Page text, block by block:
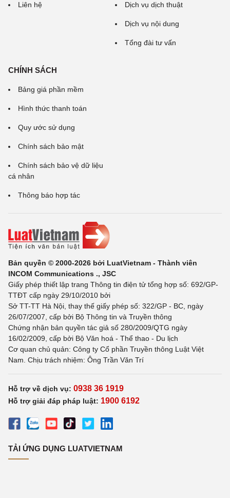
Liên hệ Dịch vụ dịch thuật
Dịch vụ nội dung
Tổng đài tư vấn
CHÍNH SÁCH
Bảng giá phần mềm
Hình thức thanh toán
Quy ước sử dụng
Chính sách bảo mật
Chính sách bảo vệ dữ liệu
cá nhân
Thông báo hợp tác
Bản quyền © 2000-2026 bởi LuatVietnam - Thành viên
INCOM Communications ., JSC
Giấy phép thiết lập trang Thông tin điện tử tổng hợp số: 692/GP-
TTĐT cấp ngày 29/10/2010 bởi
Sở TT-TT Hà Nội, thay thế giấy phép số: 322/GP - BC, ngày
26/07/2007, cấp bởi Bộ Thông tin và Truyền thông
Chứng nhận bản quyền tác giả số 280/2009/QTG ngày
16/02/2009, cấp bởi Bộ Văn hoá - Thể thao - Du lịch
Cơ quan chủ quản: Công ty Cổ phần Truyền thông Luật Việt
Nam. Chịu trách nhiệm: Ông Trần Văn Trí
Hỗ trợ về dịch vụ: 0938 36 1919
Hỗ trợ giải đáp pháp luật: 1900 6192
TẢI ỨNG DỤNG LUATVIETNAM